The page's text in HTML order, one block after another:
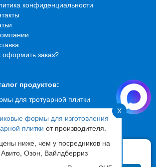
X
формы для изготовления
плитки от производителя.
ниже, чем у посредников на
Авито, Озон, Вайлдберриз
конфиденциальности
оформить заказ?
продуктов:
для тротуарной плитки
для искусственного
для брусчатки
для фасадной плитки
сайт,вы соглашаетесь на
данных и файлов